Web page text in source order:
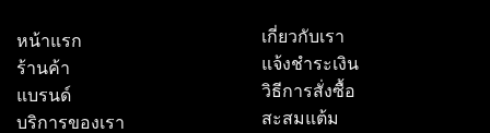
หน้าแรก
ร้านค้า
แบรนด์
บริการของเรา
เกี่ยวกับเรา
แจ้งชำระเงิน
วิธีการสั่งซื้อ
สะสมแต้ม